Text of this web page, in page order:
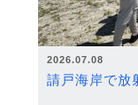
2026.07.08
請戸海岸で放